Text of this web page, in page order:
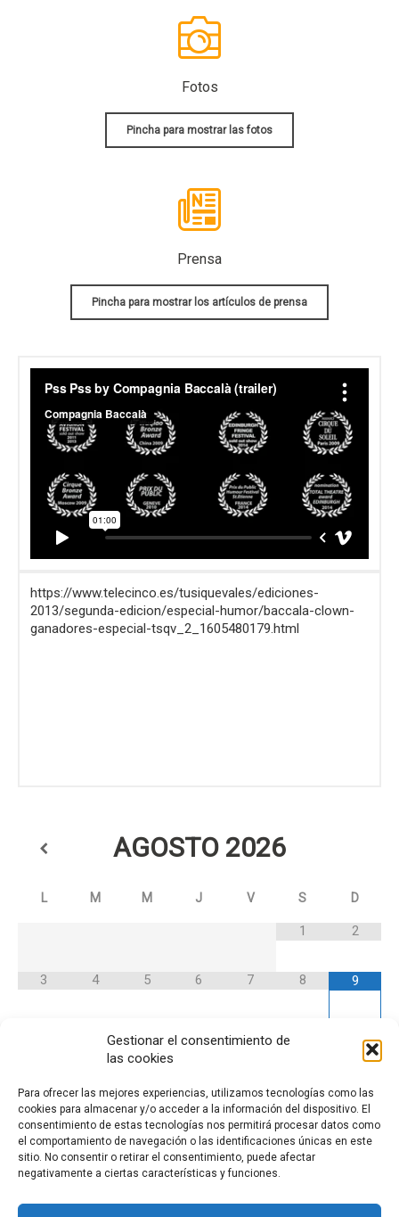
Gestionar el consentimiento de
las cookies
Para ofrecer las mejores experiencias, utilizamos tecnologías como las
cookies para almacenar y/o acceder a la información del dispositivo. El
consentimiento de estas tecnologías nos permitirá procesar datos como
el comportamiento de navegación o las identificaciones únicas en este
sitio. No consentir o retirar el consentimiento, puede afectar
negativamente a ciertas características y funciones.
Fotos
Pincha para mostrar las fotos
Prensa
Pincha para mostrar los artículos de prensa
https://www.telecinco.es/tusiquevales/ediciones-
2013/segunda-edicion/especial-humor/baccala-clown-
ganadores-especial-tsqv_2_1605480179.html
AGOSTO 2026
L M M J V S D
1 2
3 4 5 6 7 8 9
24 25 26 27 28 29 30
31